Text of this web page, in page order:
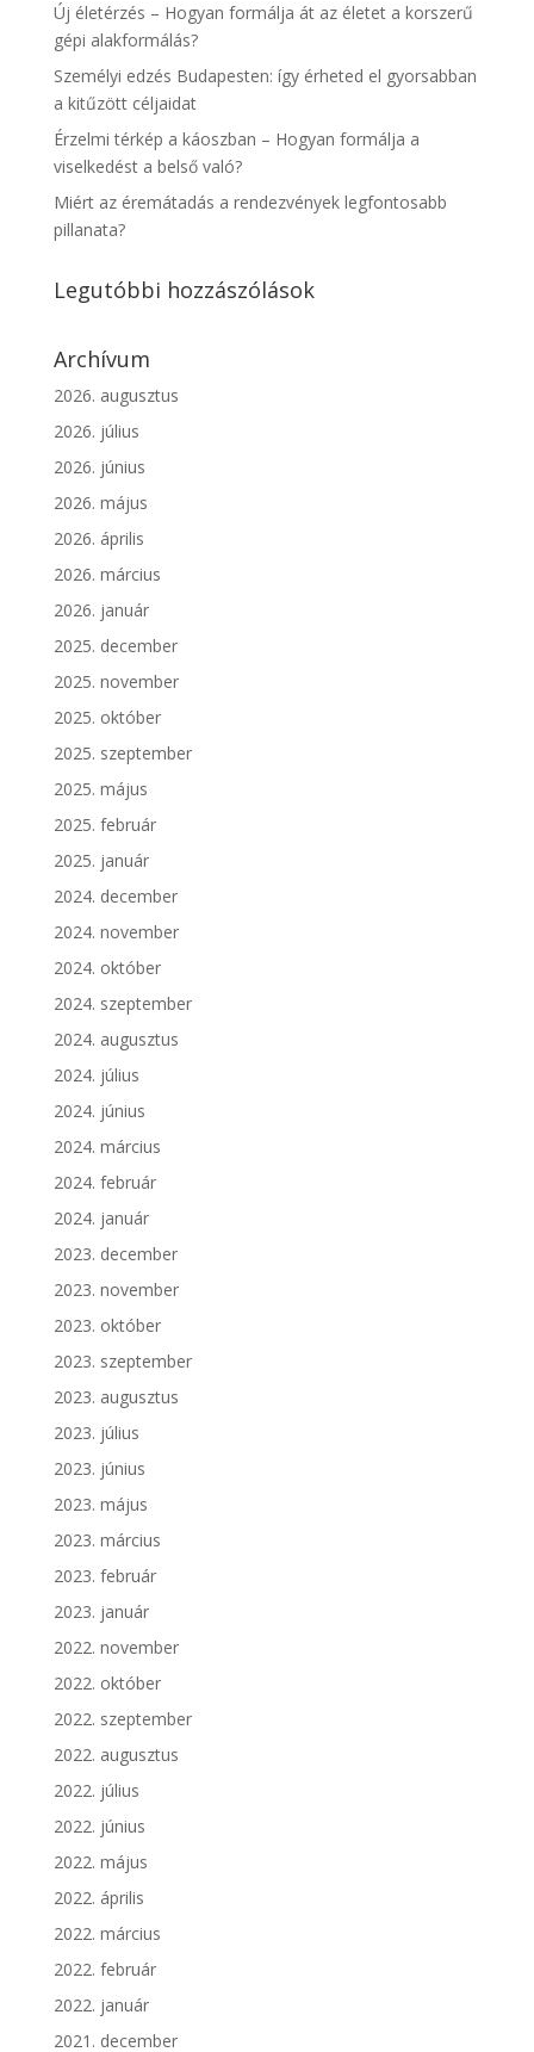
Új életérzés – Hogyan formálja át az életet a korszerű
gépi alakformálás?
Személyi edzés Budapesten: így érheted el gyorsabban
a kitűzött céljaidat
Érzelmi térkép a káoszban – Hogyan formálja a
viselkedést a belső való?
Miért az éremátadás a rendezvények legfontosabb
pillanata?
Legutóbbi hozzászólások
Archívum
2026. augusztus
2026. július
2026. június
2026. május
2026. április
2026. március
2026. január
2025. december
2025. november
2025. október
2025. szeptember
2025. május
2025. február
2025. január
2024. december
2024. november
2024. október
2024. szeptember
2024. augusztus
2024. július
2024. június
2024. március
2024. február
2024. január
2023. december
2023. november
2023. október
2023. szeptember
2023. augusztus
2023. július
2023. június
2023. május
2023. március
2023. február
2023. január
2022. november
2022. október
2022. szeptember
2022. augusztus
2022. július
2022. június
2022. május
2022. április
2022. március
2022. február
2022. január
2021. december